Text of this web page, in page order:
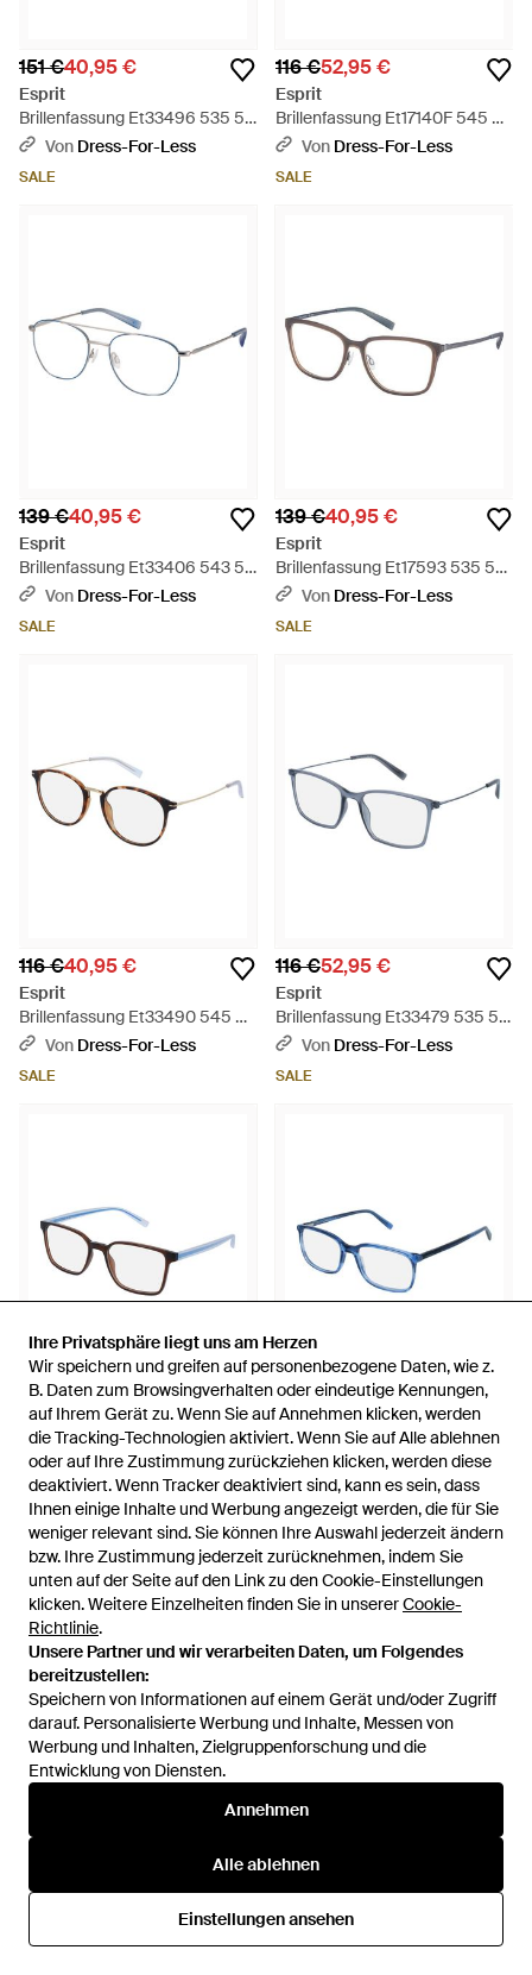
Ihre Privatsphäre liegt uns am Herzen
Wir speichern und greifen auf personenbezogene Daten, wie z.
B. Daten zum Browsingverhalten oder eindeutige Kennungen,
auf Ihrem Gerät zu. Wenn Sie auf Annehmen klicken, werden
die Tracking-Technologien aktiviert. Wenn Sie auf Alle ablehnen
oder auf Ihre Zustimmung zurückziehen klicken, werden diese
deaktiviert. Wenn Tracker deaktiviert sind, kann es sein, dass
Ihnen einige Inhalte und Werbung angezeigt werden, die für Sie
weniger relevant sind. Sie können Ihre Auswahl jederzeit ändern
bzw. Ihre Zustimmung jederzeit zurücknehmen, indem Sie
unten auf der Seite auf den Link zu den Cookie-Einstellungen
klicken. Weitere Einzelheiten finden Sie in unsererCookie-
Richtlinie.
Unsere Partner und wir verarbeiten Daten, um Folgendes
bereitzustellen:
Speichern von Informationen auf einem Gerät und/oder Zugriff
darauf. Personalisierte Werbung und Inhalte, Messen von
Werbung und Inhalten, Zielgruppenforschung und die
Entwicklung von Diensten.
Annehmen
Alle ablehnen
Einstellungen ansehen
Ihre Privatsphäre liegt uns am Herzen
Wir speichern und greifen auf personenbezogene Daten, wie z.
B. Daten zum Browsingverhalten oder eindeutige Kennungen,
auf Ihrem Gerät zu. Wenn Sie auf Annehmen klicken, werden
die Tracking-Technologien aktiviert. Wenn Sie auf Alle ablehnen
oder auf Ihre Zustimmung zurückziehen klicken, werden diese
deaktiviert. Wenn Tracker deaktiviert sind, kann es sein, dass
Ihnen einige Inhalte und Werbung angezeigt werden, die für Sie
weniger relevant sind. Sie können Ihre Auswahl jederzeit ändern
bzw. Ihre Zustimmung jederzeit zurücknehmen, indem Sie
unten auf der Seite auf den Link zu den Cookie-Einstellungen
klicken. Weitere Einzelheiten finden Sie in unsererCookie-
Richtlinie.
Unsere Partner und wir verarbeiten Daten, um Folgendes
bereitzustellen:
Speichern von Informationen auf einem Gerät und/oder Zugriff
darauf. Personalisierte Werbung und Inhalte, Messen von
Werbung und Inhalten, Zielgruppenforschung und die
Entwicklung von Diensten.
Annehmen
Alle ablehnen
Einstellungen ansehen
151 €40,95 €
Esprit
Brillenfassung Et33496 535 52
- Schwarz
Von Dress-For-Less
SALE
116 €52,95 €
Esprit
Brillenfassung Et17140F 545 54
- Schwarz
Von Dress-For-Less
SALE
139 €40,95 €
Esprit
Brillenfassung Et33406 543 52
- Schwarz
Von Dress-For-Less
SALE
139 €40,95 €
Esprit
Brillenfassung Et17593 535 55
- Schwarz
Von Dress-For-Less
SALE
116 €40,95 €
Esprit
Brillenfassung Et33490 545 51
- Schwarz
Von Dress-For-Less
SALE
116 €52,95 €
Esprit
Brillenfassung Et33479 535 54
- Schwarz
Von Dress-For-Less
SALE
122 €40,95 €
Esprit
Brillenfassung Et33498 535 55
- Schwarz
VonDress-For-Less
SALE
151 €40,95 €
Esprit
Brillenfassung Et33508 543 55
- Schwarz
VonDress-For-Less
SALE
Esprit
Sonnenbrille Et40101 531 54 -
Schwarz
VonDress-For-Less
151 €
Esprit
Brillenfassung Et33496 538 52
VonDress-For-Less